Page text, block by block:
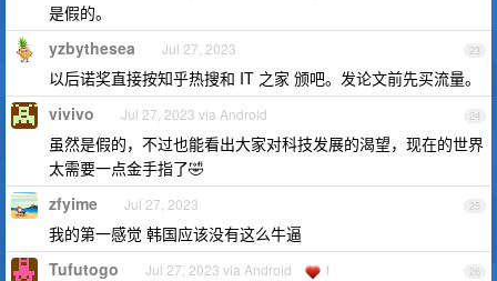
是假的。
23
yzbythesea Jul 27, 2023
以后诺奖直接按知乎热搜和 IT 之家 颁吧。发论文前先买流量。
24
vivivo Jul 27, 2023 via Android
虽然是假的，不过也能看出大家对科技发展的渴望，现在的世界
太需要一点金手指了🤣
25
zfyime Jul 27, 2023
我的第一感觉 韩国应该没有这么牛逼
26
Tufutogo Jul 27, 2023 via Android 1